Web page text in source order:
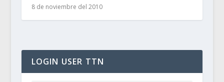
8 de noviembre del 2010
LOGIN USER TTN